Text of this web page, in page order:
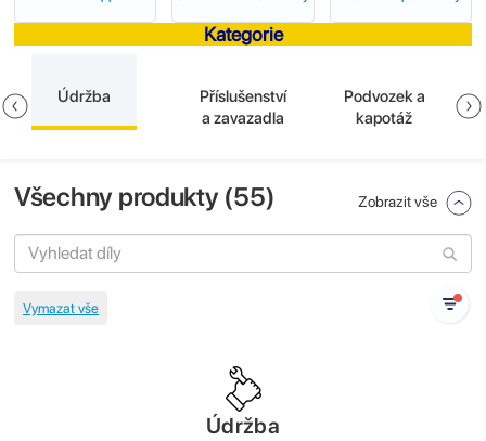
Kategorie
Údržba
Příslušenství
a zavazadla
Podvozek a
kapotáž
Všechny produkty (55) Zobrazit vše
Údržba